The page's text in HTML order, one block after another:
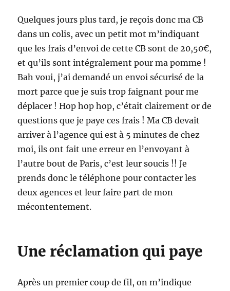
Quelques jours plus tard, je reçois donc ma CB
dans un colis, avec un petit mot m’indiquant
que les frais d’envoi de cette CB sont de 20,50€,
et qu’ils sont intégralement pour ma pomme !
Bah voui, j’ai demandé un envoi sécurisé de la
mort parce que je suis trop faignant pour me
déplacer ! Hop hop hop, c’était clairement or de
questions que je paye ces frais ! Ma CB devait
arriver à l’agence qui est à 5 minutes de chez
moi, ils ont fait une erreur en l’envoyant à
l’autre bout de Paris, c’est leur soucis !! Je
prends donc le téléphone pour contacter les
deux agences et leur faire part de mon
mécontentement.
Une réclamation qui paye
Après un premier coup de fil, on m’indique